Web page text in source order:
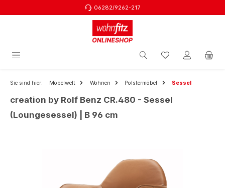
06282/9262-217
Sie sind hier: Möbelwelt Wohnen Polstermöbel Sessel
creation by Rolf Benz CR.480 - Sessel
(Loungesessel) | B 96 cm